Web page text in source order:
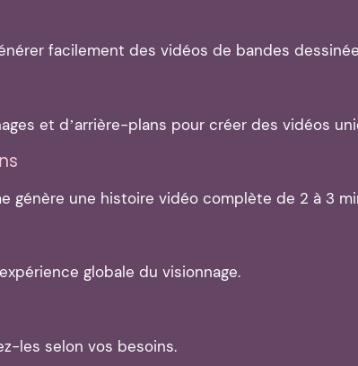
facilement des vidéos de bandes
et d’arrière-plans pour créer des vidéos
génère une histoire vidéo complète de 2 à 3
globale du visionnage.
les selon vos besoins.